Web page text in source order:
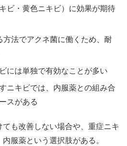
ビ・黄色ニキビ）に効果が期待
方法でアクネ菌に働くため、耐
には単独で有効なことが多い
ニキビでは、内服薬との組み合
スがある
も改善しない場合や、重症ニキ
服薬という選択肢がある。